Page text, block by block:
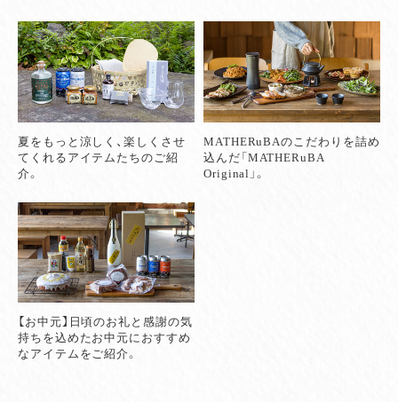
夏をもっと涼しく、楽しくさせ
てくれるアイテムたちのご紹
介。
MATHERuBAのこだわりを詰め
込んだ「MATHERuBA
Original」。
【お中元】日頃のお礼と感謝の気
持ちを込めたお中元におすすめ
なアイテムをご紹介。